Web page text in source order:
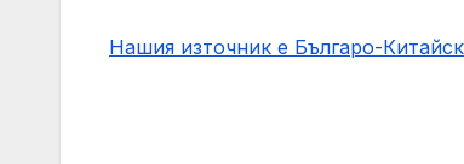
Нашия източник е Българо-